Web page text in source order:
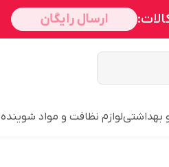
بهداشتیلوازم نظافت و مواد شوینده